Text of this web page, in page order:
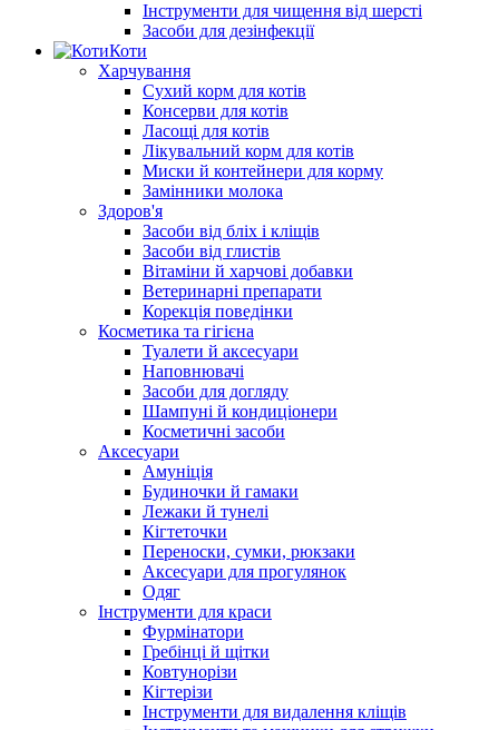
Інструменти для чищення від шерсті
Засоби для дезінфекції
Коти
Харчування
Сухий корм для котів
Консерви для котів
Ласощі для котів
Лікувальний корм для котів
Миски й контейнери для корму
Замінники молока
Здоров'я
Засоби від бліх і кліщів
Засоби від глистів
Вітаміни й харчові добавки
Ветеринарні препарати
Корекція поведінки
Косметика та гігієна
Туалети й аксесуари
Наповнювачі
Засоби для догляду
Шампуні й кондиціонери
Косметичні засоби
Аксесуари
Амуніція
Будиночки й гамаки
Лежаки й тунелі
Кігтеточки
Переноски, сумки, рюкзаки
Аксесуари для прогулянок
Одяг
Інструменти для краси
Фурмінатори
Гребінці й щітки
Ковтунорізи
Кігтерізи
Інструменти для видалення кліщів